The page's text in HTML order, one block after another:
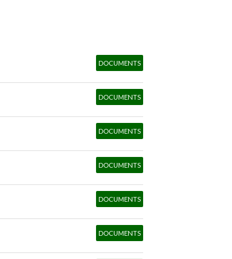
DOCUMENTS
DOCUMENTS
DOCUMENTS
DOCUMENTS
DOCUMENTS
DOCUMENTS